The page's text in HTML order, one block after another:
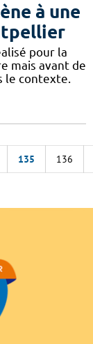
à une
pour la
mais avant de
le contexte.
135 136